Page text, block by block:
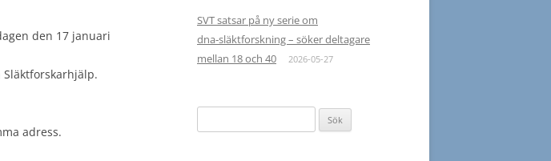
den 17 januari
adress.
SVT satsar på ny serie om
dna‑släktforskning – söker deltagare
mellan 18 och 40
2026-05-27
efter: